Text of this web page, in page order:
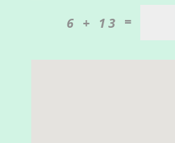
6 + 13 =